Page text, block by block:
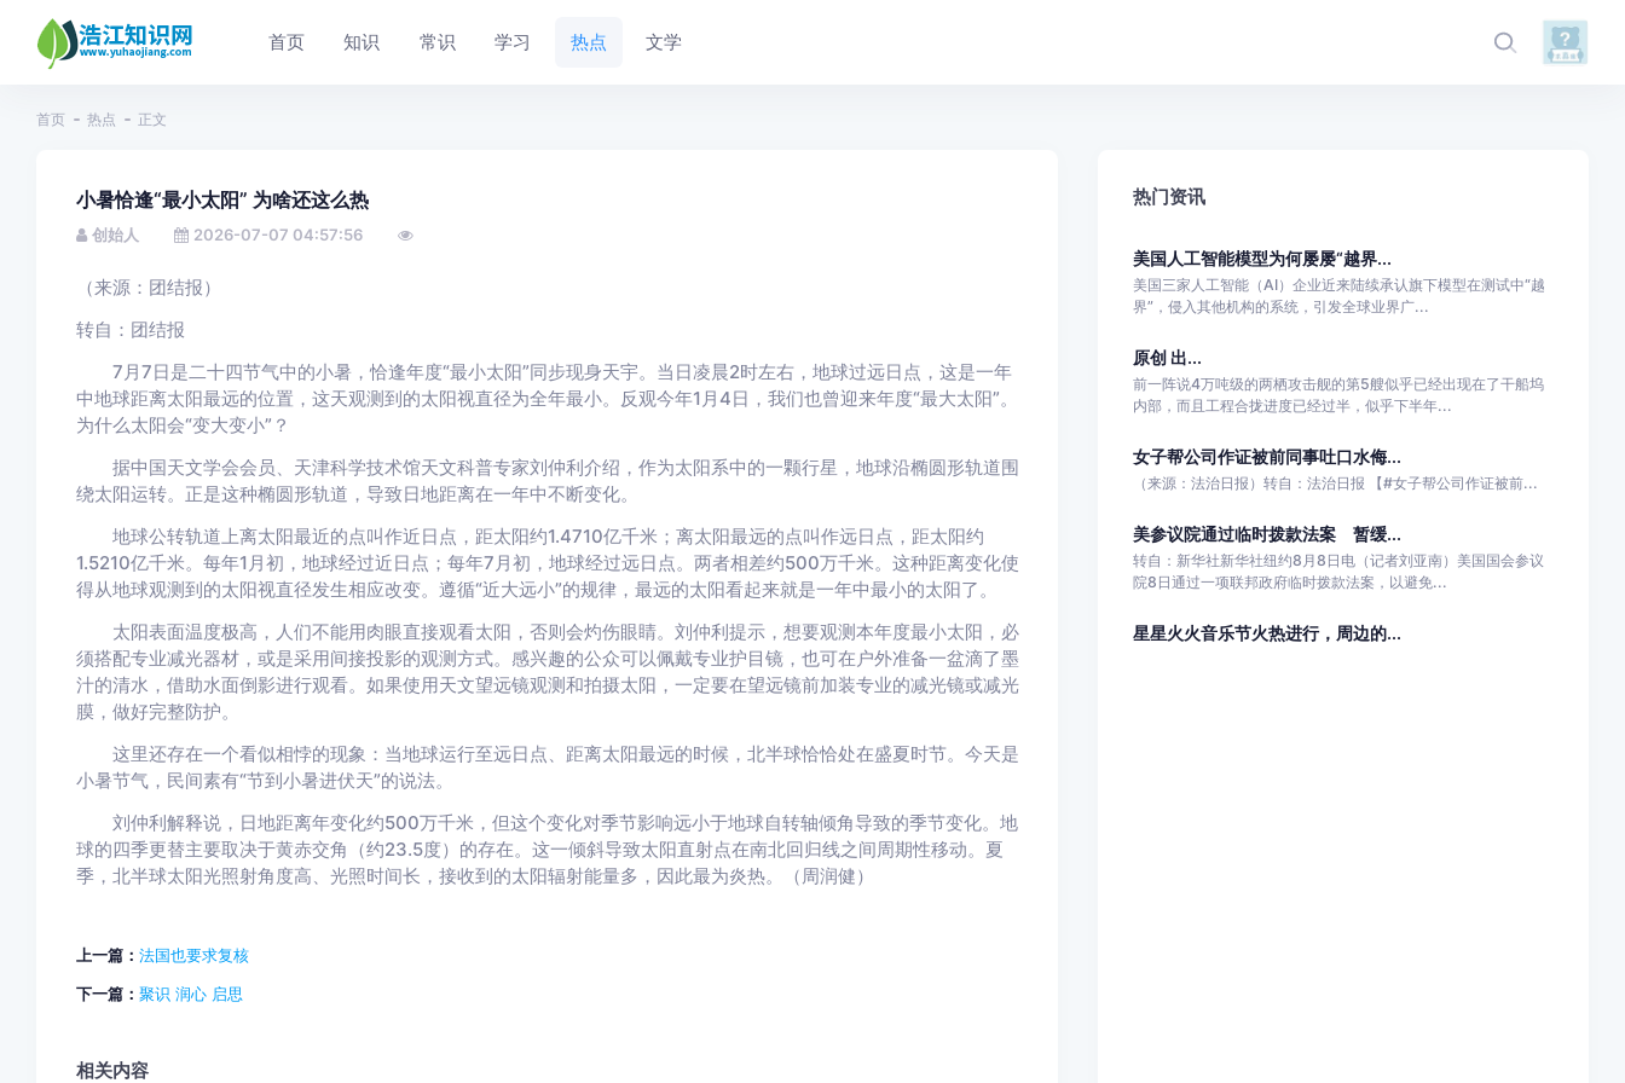
首页 知识 常识 学习 热点 文学
首页 热点 正文
小暑恰逢“最小太阳” 为啥还这么热
创始人 2026-07-07 04:57:56
（来源：团结报）
转自：团结报
7月7日是二十四节气中的小暑，恰逢年度“最小太阳”同步现身天宇。当日凌晨2时左右，地球过远日点，这是一年
中地球距离太阳最远的位置，这天观测到的太阳视直径为全年最小。反观今年1月4日，我们也曾迎来年度“最大太阳”。
为什么太阳会“变大变小”？
据中国天文学会会员、天津科学技术馆天文科普专家刘仲利介绍，作为太阳系中的一颗行星，地球沿椭圆形轨道围
绕太阳运转。正是这种椭圆形轨道，导致日地距离在一年中不断变化。
地球公转轨道上离太阳最近的点叫作近日点，距太阳约1.4710亿千米；离太阳最远的点叫作远日点，距太阳约
1.5210亿千米。每年1月初，地球经过近日点；每年7月初，地球经过远日点。两者相差约500万千米。这种距离变化使
得从地球观测到的太阳视直径发生相应改变。遵循“近大远小”的规律，最远的太阳看起来就是一年中最小的太阳了。
太阳表面温度极高，人们不能用肉眼直接观看太阳，否则会灼伤眼睛。刘仲利提示，想要观测本年度最小太阳，必
须搭配专业减光器材，或是采用间接投影的观测方式。感兴趣的公众可以佩戴专业护目镜，也可在户外准备一盆滴了墨
汁的清水，借助水面倒影进行观看。如果使用天文望远镜观测和拍摄太阳，一定要在望远镜前加装专业的减光镜或减光
膜，做好完整防护。
这里还存在一个看似相悖的现象：当地球运行至远日点、距离太阳最远的时候，北半球恰恰处在盛夏时节。今天是
小暑节气，民间素有“节到小暑进伏天”的说法。
刘仲利解释说，日地距离年变化约500万千米，但这个变化对季节影响远小于地球自转轴倾角导致的季节变化。地
球的四季更替主要取决于黄赤交角（约23.5度）的存在。这一倾斜导致太阳直射点在南北回归线之间周期性移动。夏
季，北半球太阳光照射角度高、光照时间长，接收到的太阳辐射能量多，因此最为炎热。（周润健）
上一篇： 法国也要求复核
下一篇： 聚识 润心 启思
相关内容
热门资讯
美国人工智能模型为何屡屡“越界...
美国三家人工智能（AI）企业近来陆续承认旗下模型在测试中“越
界”，侵入其他机构的系统，引发全球业界广...
原创 出...
前一阵说4万吨级的两栖攻击舰的第5艘似乎已经出现在了干船坞
内部，而且工程合拢进度已经过半，似乎下半年...
女子帮公司作证被前同事吐口水侮...
（来源：法治日报）转自：法治日报 【#女子帮公司作证被前...
美参议院通过临时拨款法案 暂缓...
转自：新华社新华社纽约8月8日电（记者刘亚南）美国国会参议
院8日通过一项联邦政府临时拨款法案，以避免...
星星火火音乐节火热进行，周边的...